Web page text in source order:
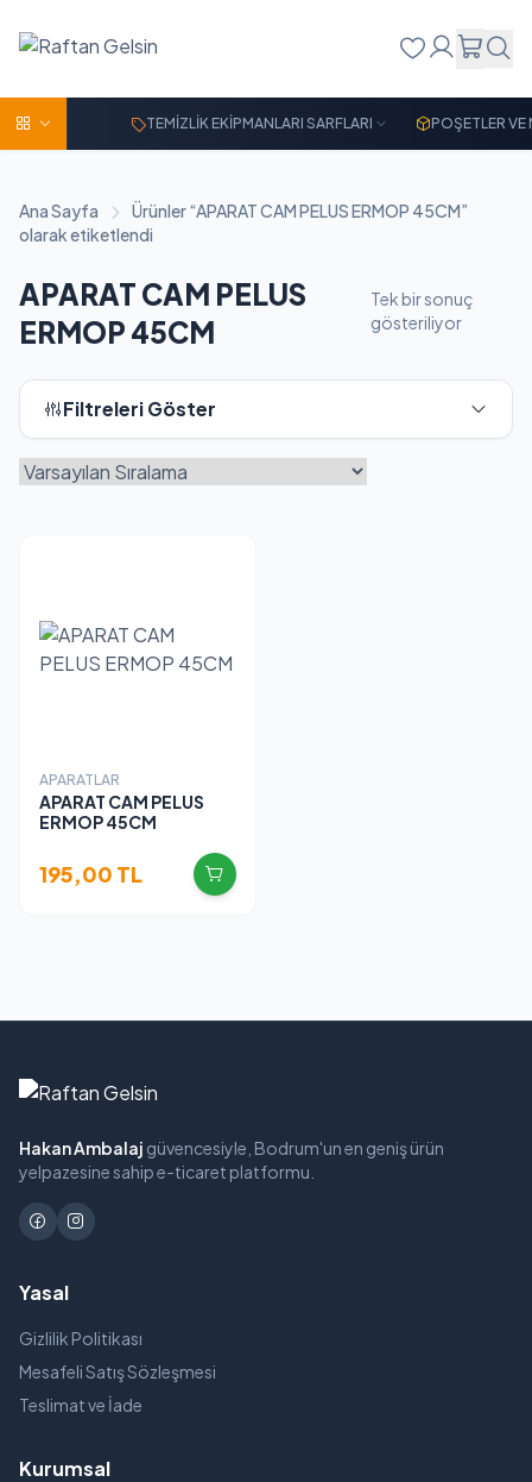
TEMİZLİK EKİPMANLARI SARFLARI POŞETLER VE
Ana Sayfa
Ürünler “APARAT CAM PELUS ERMOP 45CM”
olarak etiketlendi
APARAT CAM PELUS
ERMOP 45CM
Tek bir sonuç
gösteriliyor
Filtreleri Göster
APARATLAR
APARAT CAM PELUS
ERMOP 45CM
195,00 TL
Hakan Ambalaj güvencesiyle, Bodrum'un en geniş ürün
yelpazesine sahip e-ticaret platformu.
Yasal
Gizlilik Politikası
Mesafeli Satış Sözleşmesi
Teslimat ve İade
Kurumsal